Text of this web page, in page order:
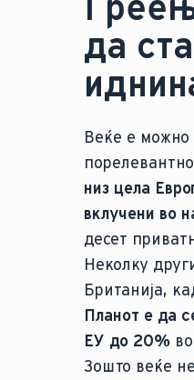
да
Веќе е можно
низ цела
вклучени во
десет
Неколку
Британија,
Планот е да
ЕУ до 20%
Зошто веќе